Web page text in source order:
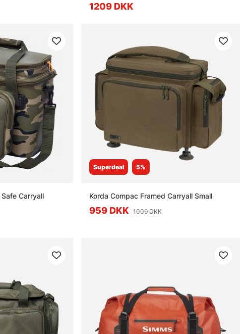
1209 DKK
Carryall
Superdeal 5%
Korda Compac Framed Carryall Small
959 DKK 1009 DKK